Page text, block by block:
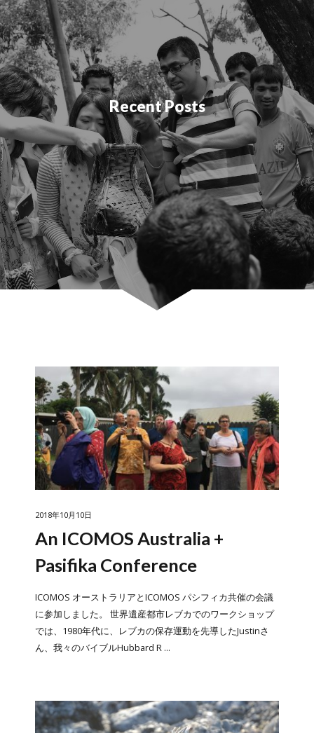
Recent Posts
2018年10月10日
An ICOMOS Australia +
Pasifika Conference
ICOMOS オーストラリアとICOMOS パシフィカ共催の会議
に参加しました。 世界遺産都市レブカでのワークショップ
では、1980年代に、レブカの保存運動を先導したJustinさ
ん、我々のバイブルHubbard R ...